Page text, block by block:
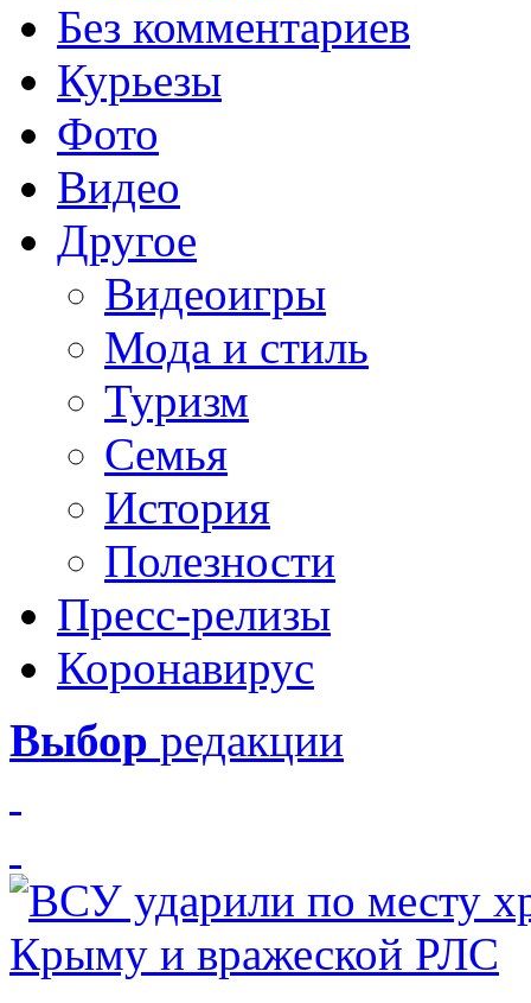
Без комментариев
Курьезы
Фото
Видео
Другое
Видеоигры
Мода и стиль
Туризм
Семья
История
Полезности
Пресс-релизы
Коронавирус
Выбор редакции